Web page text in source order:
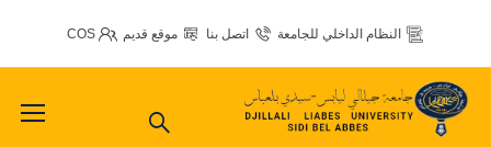
النظام الداخلي للجامعة اتصل بنا موقع قديم COS